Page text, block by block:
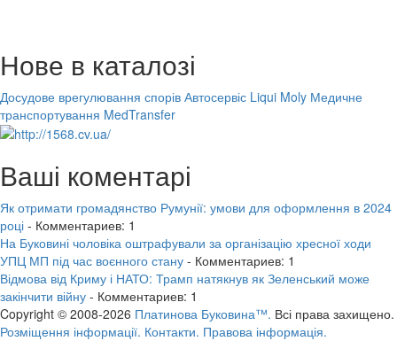
Нове в каталозі
Досудове врегулювання спорів Автосервіс Liqui Moly Медичне
транспортування MedTransfer
Ваші коментарі
Як отримати громадянство Румунії: умови для оформлення в 2024
році - Комментариев: 1
На Буковині чоловіка оштрафували за організацію хресної ходи
УПЦ МП під час воєнного стану - Комментариев: 1
Відмова від Криму і НАТО: Трамп натякнув як Зеленський може
закінчити війну - Комментариев: 1
Copyright © 2008-2026 Платинова Буковина™. Всі права захищено.
Розміщення інформації. Контакти. Правова інформація.